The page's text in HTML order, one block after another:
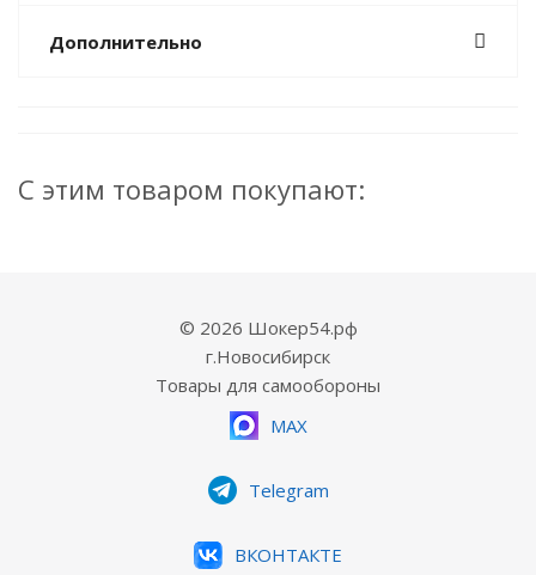
Дополнительно
С этим товаром покупают:
© 2026 Шокер54.рф
г.Новосибирск
Товары для самообороны
MAX
Telegram
ВКОНТАКТЕ